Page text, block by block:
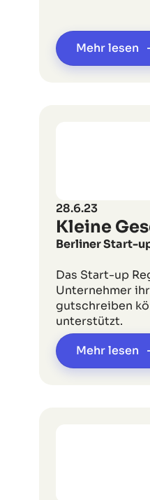
Mehr lesen
28.6.23
Kleine
Berliner Start-
Das Start-up
Unternehmer
gutschreiben
unterstützt.
Mehr lesen